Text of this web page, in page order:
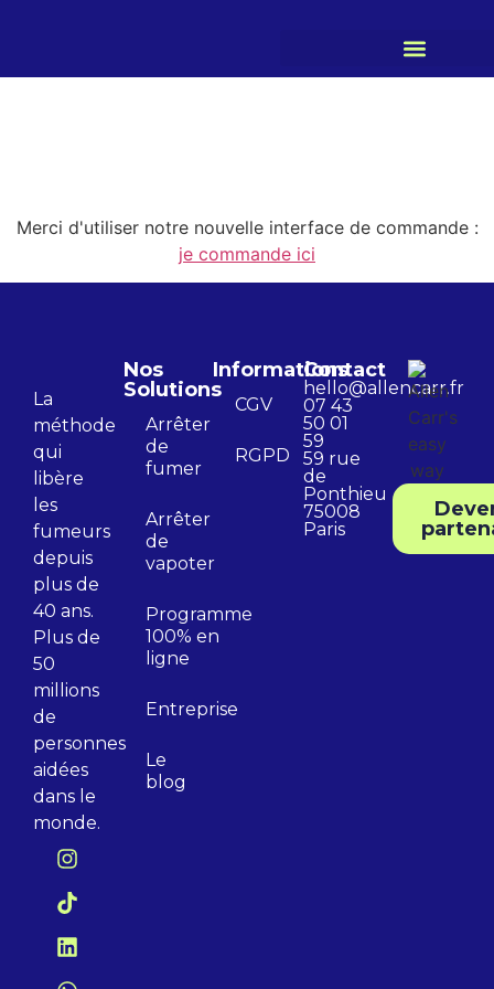
Merci d'utiliser notre nouvelle interface de commande :
je commande ici
La
méthode
qui
libère
les
fumeurs
depuis
plus de
40 ans.
Plus de
50
millions
de
personnes
aidées
dans le
monde.
Nos
Solutions
Arrêter
de
fumer
Arrêter
de
vapoter
Programme
100% en
ligne
Entreprise
Le
blog
Informations
CGV
RGPD
Contact
hello@allencarr.fr
07 43
50 01
59
59 rue
de
Ponthieu
75008
Paris